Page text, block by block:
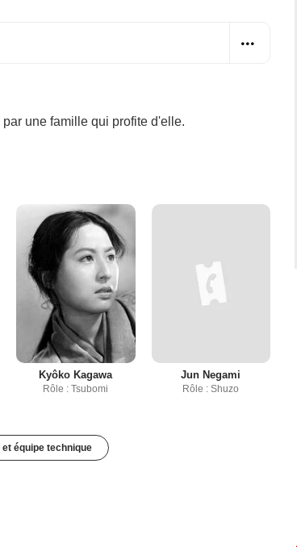
une famille qui profite d'elle.
Kyôko Kagawa
Rôle : Tsubomi
Jun Negami
Rôle : Shuzo
équipe technique